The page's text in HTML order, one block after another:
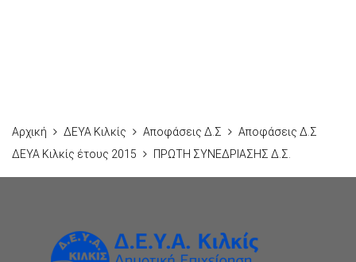
Αρχική ΔΕΥΑ Κιλκίς Αποφάσεις Δ.Σ
Αποφάσεις Δ.Σ
ΔΕΥΑ Κιλκίς έτους 2015
ΠΡΩΤΗ ΣΥΝΕΔΡΙΑΣΗΣ Δ.Σ.